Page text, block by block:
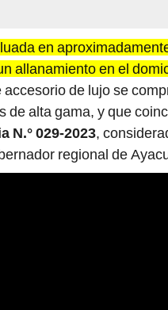
en
allanamiento en el
de lujo se
alta gama, y que
N.° 029-2023,
regional de